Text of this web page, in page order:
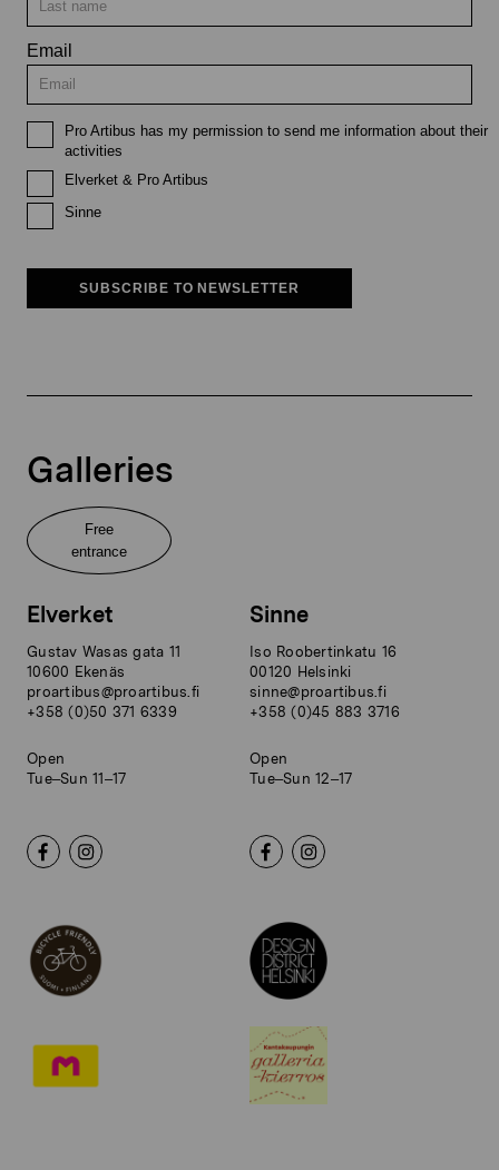
Email
Pro Artibus has my permission to send me information about their
activities
Elverket & Pro Artibus
Sinne
SUBSCRIBE TO NEWSLETTER
Galleries
Free
entrance
Elverket
Gustav Wasas gata 11
10600 Ekenäs
proartibus@proartibus.fi
+358 (0)50 371 6339
Open
Tue–Sun 11–17
Sinne
Iso Roobertinkatu 16
00120 Helsinki
sinne@proartibus.fi
+358 (0)45 883 3716
Open
Tue–Sun 12–17